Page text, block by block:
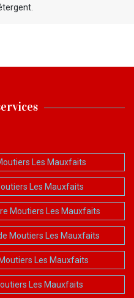
Les Mauxfaits
Les Mauxfaits
Moutiers Les Mauxfaits
Moutiers Les Mauxfaits
Les Mauxfaits
Les Mauxfaits